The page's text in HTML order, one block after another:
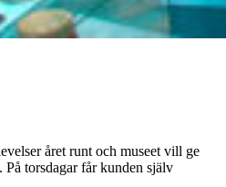
året runt och museet vill ge
torsdagar får kunden själv